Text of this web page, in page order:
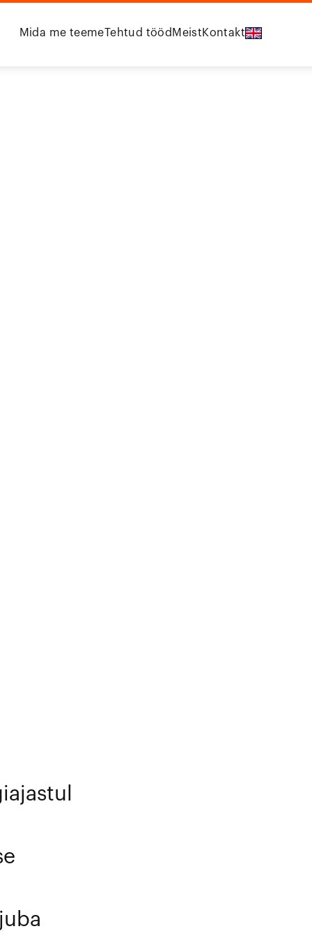
Mida me teemeTehtud tööd Meist Kontakt